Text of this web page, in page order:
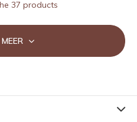
37 products